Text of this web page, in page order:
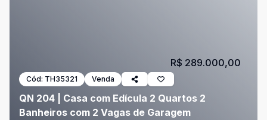
Cód: TH35321 Venda
QN 204 | Casa com Edícula 2 Quartos 2
Banheiros com 2 Vagas de Garagem
R$ 289.000,00